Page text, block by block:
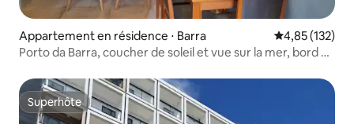
Appartement en résidence ⋅ Barra Évaluation
4,85 (132)
Porto da Barra, coucher de soleil et vue sur la mer, bord de
Superhôte
Superhôte